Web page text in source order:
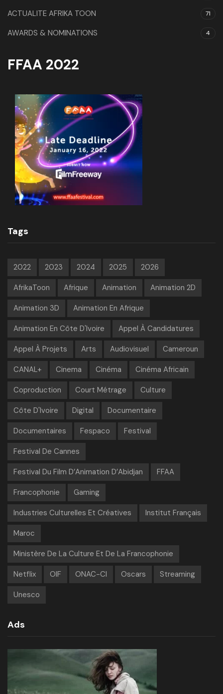
ACTUALITE AFRIKA TOON 71
AWARDS & NOMINATIONS 4
FFAA 2022
Tags
2022 2023 2024 2025 2026
AfrikaToon Afrique Animation Animation 2D
Animation 3D Animation En Afrique
Animation En Côte D'Ivoire Appel À Candidatures
Appel À Projets Arts Audiovisuel Cameroun
CANAL+ Cinema Cinéma Cinéma Africain
Coproduction Court Métrage Culture
Côte D'Ivoire Digital Documentaire
Documentaires Fespaco Festival
Festival De Cannes
Festival Du Film D’Animation D’Abidjan FFAA
Francophonie Gaming
Industries Culturelles Et Créatives Institut Français
Maroc
Ministère De La Culture Et De La Francophonie
Netflix OIF ONAC-CI Oscars Streaming
Unesco
Ads